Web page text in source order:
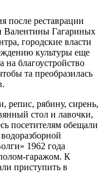
после реставрации
Валентины Гагариных
городские власти
культуры еще
благоустройство
та преобразилась
репис, рябину, сирень,
стол и лавочки,
посетителям обещали
1962 года
гаражом. К
приступить в